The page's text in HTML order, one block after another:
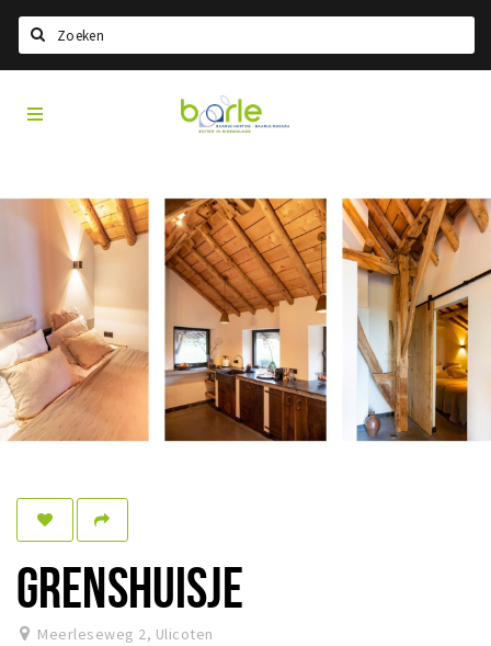
Home
Information
A propos de Baarle
Histoire
Visit Baarle Shop
Bon d'achat Enclave
Événements
Dormir
Achats
Visit
Baarle
GRENSHUISJE
Meerleseweg 2, Ulicoten